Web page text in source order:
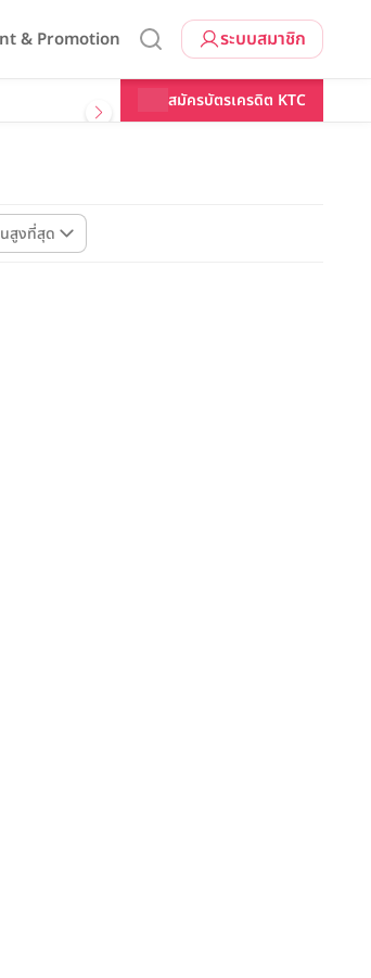
ระบบสมาชิก
& Promotion
สมัครบัตรเครดิต KTC
สูงที่สุด